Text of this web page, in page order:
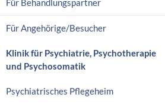
b
Für Behandlungspartner
Für Angehörige/Besucher
Klinik für Psychiatrie, Psychotherapie
und Psychosomatik
Psychiatrisches Pflegeheim